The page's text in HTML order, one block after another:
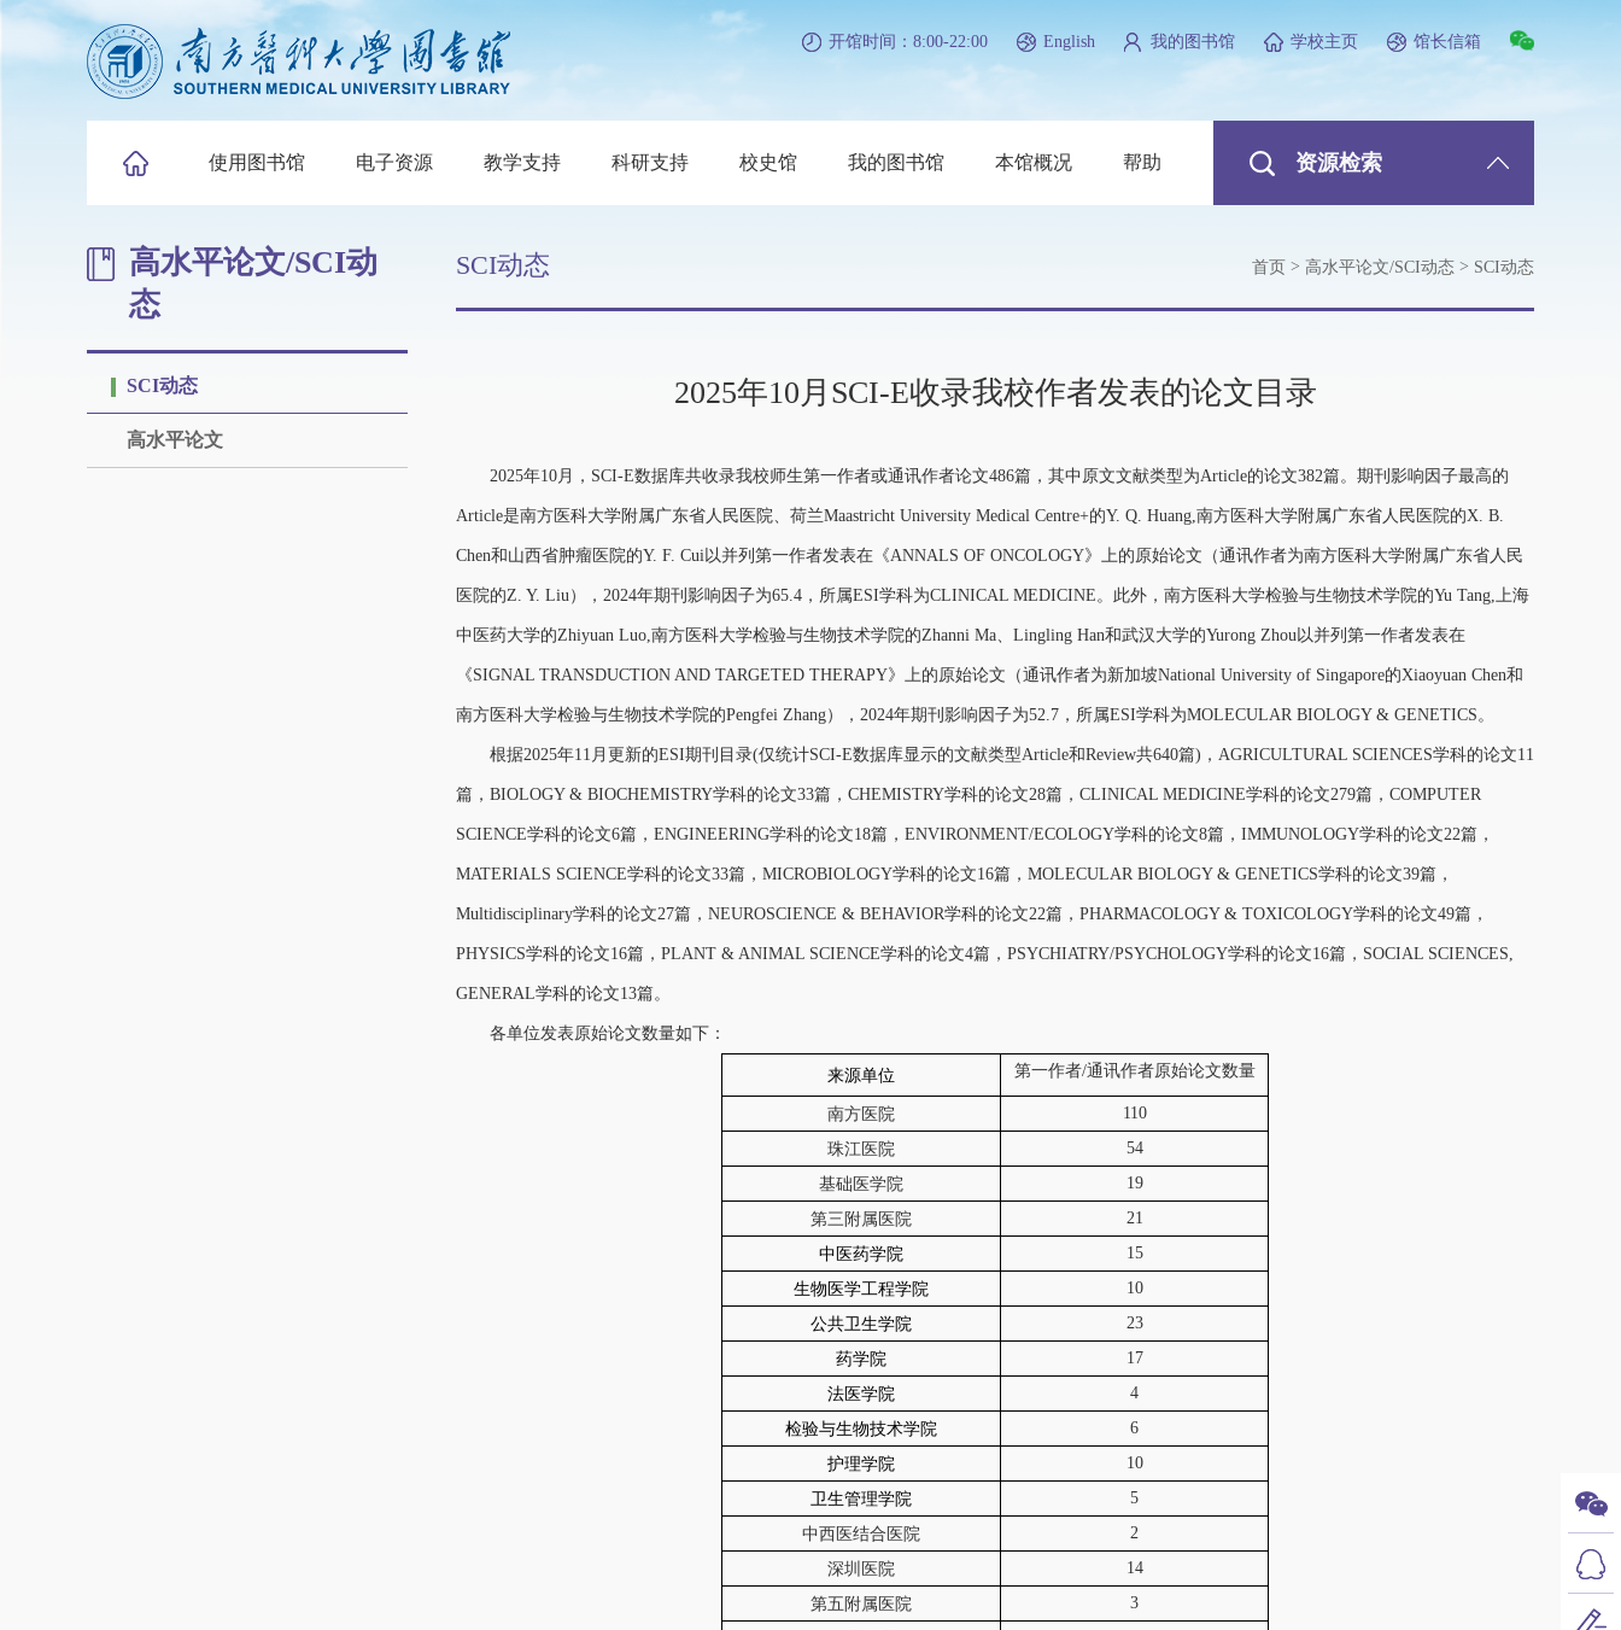
开馆时间：8:00-22:00 English 我的图书馆 学校主页 馆长信箱
资源检索
使用图书馆 电子资源 教学支持 科研支持 校史馆 我的图书馆 本馆概况 帮助
高水平论文/SCI动
态
SCI动态
高水平论文
SCI动态 首页 > 高水平论文/SCI动态 > SCI动态
2025年10月SCI-E收录我校作者发表的论文目录
2025年10月，SCI-E数据库共收录我校师生第一作者或通讯作者论文486篇，其中原文文献类型为Article的论文382篇。期刊影响因子最高的
Article是南方医科大学附属广东省人民医院、荷兰Maastricht University Medical Centre+的Y. Q. Huang,南方医科大学附属广东省人民医院的X. B.
Chen和山西省肿瘤医院的Y. F. Cui以并列第一作者发表在《ANNALS OF ONCOLOGY》上的原始论文（通讯作者为南方医科大学附属广东省人民
医院的Z. Y. Liu），2024年期刊影响因子为65.4，所属ESI学科为CLINICAL MEDICINE。此外，南方医科大学检验与生物技术学院的Yu Tang,上海
中医药大学的Zhiyuan Luo,南方医科大学检验与生物技术学院的Zhanni Ma、Lingling Han和武汉大学的Yurong Zhou以并列第一作者发表在
《SIGNAL TRANSDUCTION AND TARGETED THERAPY》上的原始论文（通讯作者为新加坡National University of Singapore的Xiaoyuan Chen和
南方医科大学检验与生物技术学院的Pengfei Zhang），2024年期刊影响因子为52.7，所属ESI学科为MOLECULAR BIOLOGY & GENETICS。
根据2025年11月更新的ESI期刊目录(仅统计SCI-E数据库显示的文献类型Article和Review共640篇)，AGRICULTURAL SCIENCES学科的论文11
篇，BIOLOGY & BIOCHEMISTRY学科的论文33篇，CHEMISTRY学科的论文28篇，CLINICAL MEDICINE学科的论文279篇，COMPUTER
SCIENCE学科的论文6篇，ENGINEERING学科的论文18篇，ENVIRONMENT/ECOLOGY学科的论文8篇，IMMUNOLOGY学科的论文22篇，
MATERIALS SCIENCE学科的论文33篇，MICROBIOLOGY学科的论文16篇，MOLECULAR BIOLOGY & GENETICS学科的论文39篇，
Multidisciplinary学科的论文27篇，NEUROSCIENCE & BEHAVIOR学科的论文22篇，PHARMACOLOGY & TOXICOLOGY学科的论文49篇，
PHYSICS学科的论文16篇，PLANT & ANIMAL SCIENCE学科的论文4篇，PSYCHIATRY/PSYCHOLOGY学科的论文16篇，SOCIAL SCIENCES,
GENERAL学科的论文13篇。
各单位发表原始论文数量如下：
来源单位 第一作者/通讯作者原始论文数量
南方医院
110
珠江医院
54
基础医学院
19
第三附属医院
21
中医药学院
15
生物医学工程学院
10
公共卫生学院
23
药学院
17
法医学院
4
检验与生物技术学院
6
护理学院
10
卫生管理学院
5
中西医结合医院
2
深圳医院
14
第五附属医院
3